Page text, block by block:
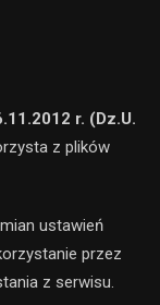
r. (Dz.U.
z plików
ustawień
przez
z serwisu.